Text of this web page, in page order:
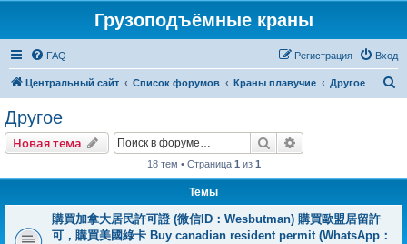
Грузоподъёмные краны
FAQ Вход
Регистрация
Центральный сайт Список форумов Краны плавучие Другое
Другое
Новая тема Поиск
18 тем • Страница 1 из 1
Темы
購買加拿大居民許可證 (微信ID：Wesbutman) 購買歐盟居留許
可，購買美國綠卡 Buy canadian resident permit (WhatsApp：